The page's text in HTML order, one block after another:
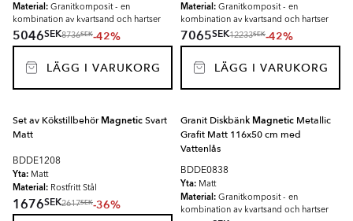
Material: Granitkomposit - en
kombination av kvartsand och hartser
5046SEK8736SEK-42%
LÄGG I VARUKORG
Material: Granitkomposit - en
kombination av kvartsand och hartser
7065SEK12233SEK-42%
LÄGG I VARUKORG
Set av KökstillbehörMagneticSvart
Matt
BDDE1208
Yta: Matt
Material: Rostfritt Stål
1676SEK2617SEK-36%
Granit Diskbänk Magnetic Metallic
Grafit Matt 116x50 cm med
Vattenlås
BDDE0838
Yta: Matt
Material: Granitkomposit - en
kombination av kvartsand och hartser